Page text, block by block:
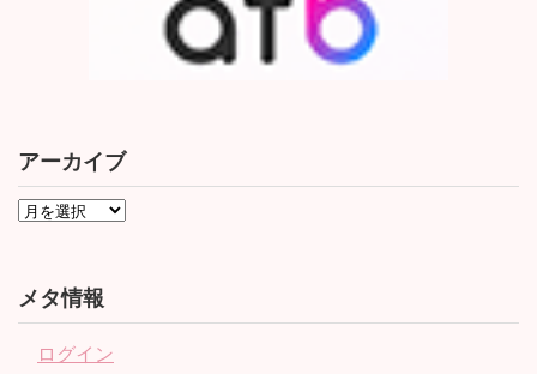
アーカイブ
メタ情報
ログイン